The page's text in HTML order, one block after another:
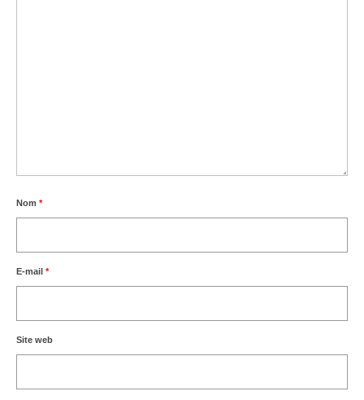
Nom *
E-mail *
Site web